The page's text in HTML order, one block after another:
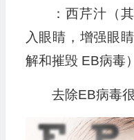
：西芹汁（
入眼睛，增强眼
解和摧毁 EB病毒
去除EB病毒很